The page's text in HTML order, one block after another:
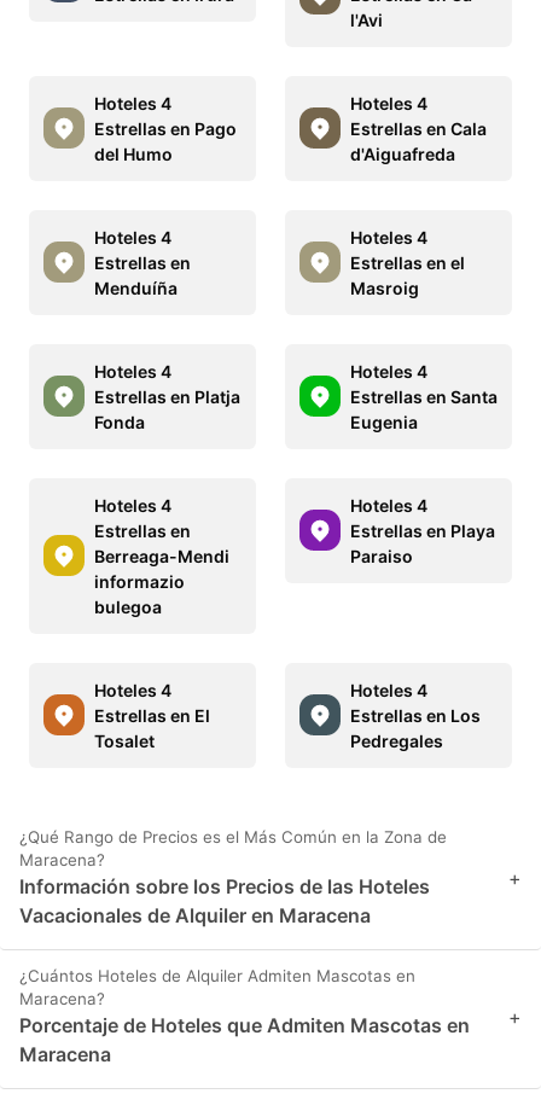
l'Avi
Hoteles 4
Estrellas en Pago
del Humo
Hoteles 4
Estrellas en Cala
d'Aiguafreda
Hoteles 4
Estrellas en
Menduíña
Hoteles 4
Estrellas en el
Masroig
Hoteles 4
Estrellas en Platja
Fonda
Hoteles 4
Estrellas en Santa
Eugenia
Hoteles 4
Estrellas en
Berreaga-Mendi
informazio
bulegoa
Hoteles 4
Estrellas en Playa
Paraiso
Hoteles 4
Estrellas en El
Tosalet
Hoteles 4
Estrellas en Los
Pedregales
¿Qué Rango de Precios es el Más Común en la Zona de
Maracena?
Información sobre los Precios de las Hoteles
Vacacionales de Alquiler en Maracena
+
¿Cuántos Hoteles de Alquiler Admiten Mascotas en
Maracena?
Porcentaje de Hoteles que Admiten Mascotas en
Maracena
+